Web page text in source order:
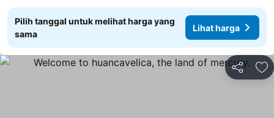
Pilih tanggal untuk melihat harga yang
sama
Lihat harga
Bagikan